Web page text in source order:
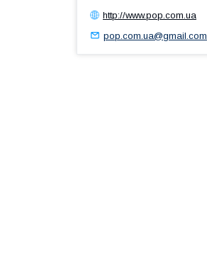
http://www.pop.com.ua
pop.com.ua@gmail.com